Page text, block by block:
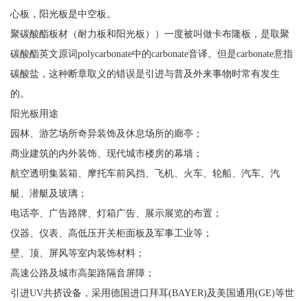
心板，阳光板是中空板。
聚碳酸酯板材（耐力板和阳光板））一度被叫做卡布隆板，是取聚
碳酸酯英文原词polycarbonate中的carbonate音译。但是carbonate意指
碳酸盐，这种断章取义的错误是引进与普及外来事物时常有发生
的。
阳光板用途
园林、游艺场所奇异装饰及休息场所的廊亭；
商业建筑的内外装饰、现代城市楼房的幕墙；
航空透明集装箱、摩托车前风挡、飞机、火车、轮船、汽车、汽
艇、潜艇及玻璃；
电话亭、广告路牌、灯箱广告、展示展览的布置；
仪器、仪表、高低压开关柜面板及军事工业等；
壁、顶、屏风等室内装饰材料；
高速公路及城市高架路隔音屏障；
引进UV共挤设备，采用德国进口拜耳(BAYER)及美国通用(GE)等世